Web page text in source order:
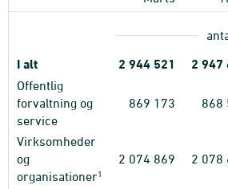
I alt 2 944 521 2 947
Offentlig
forvaltning og
service
869 173 868
Virksomheder
og
organisationer1
2 074 869 2 078